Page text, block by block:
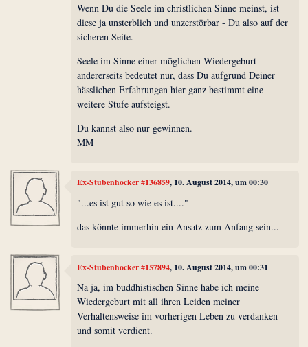
Wenn Du die Seele im christlichen Sinne meinst, ist
diese ja unsterblich und unzerstörbar - Du also auf der
sicheren Seite.
Seele im Sinne einer möglichen Wiedergeburt
andererseits bedeutet nur, dass Du aufgrund Deiner
hässlichen Erfahrungen hier ganz bestimmt eine
weitere Stufe aufsteigst.
Du kannst also nur gewinnen.
MM
Ex-Stubenhocker #136859, 10. August 2014, um 00:30
"...es ist gut so wie es ist...."
das könnte immerhin ein Ansatz zum Anfang sein...
Ex-Stubenhocker #157894, 10. August 2014, um 00:31
Na ja, im buddhistischen Sinne habe ich meine
Wiedergeburt mit all ihren Leiden meiner
Verhaltensweise im vorherigen Leben zu verdanken
und somit verdient.